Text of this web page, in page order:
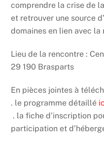
comprendre la crise de
et retrouver une source
domaines en lien avec la
Lieu de la rencontre :
29 190 Brasparts
En pièces jointes à
. le programme détaillé
. la fiche d’inscription
participation et